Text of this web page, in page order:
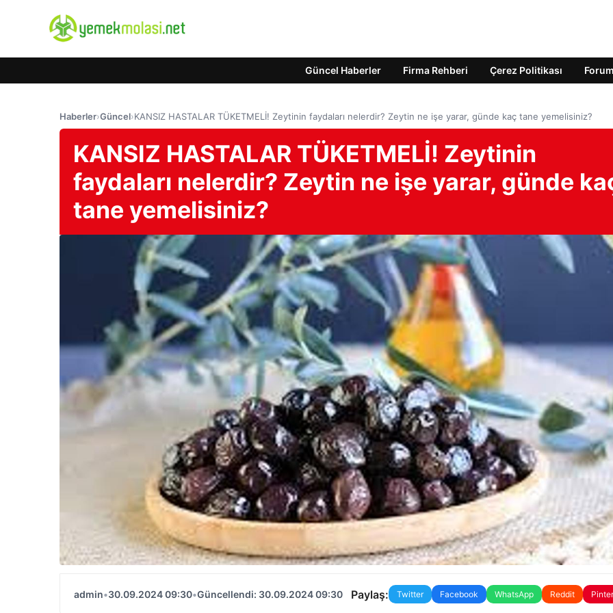
Güncel Haberler Firma Rehberi Çerez Politikası Forum
Haberler›Güncel›KANSIZ HASTALAR TÜKETMELİ! Zeytinin faydaları nelerdir? Zeytin ne işe yarar, günde kaç tane yemelisiniz?
KANSIZ HASTALAR TÜKETMELİ! Zeytinin
faydaları nelerdir? Zeytin ne işe yarar, günde
tane yemelisiniz?
admin•30.09.2024 09:30•Güncellendi: 30.09.2024 09:30 Paylaş: Twitter Facebook WhatsApp Reddit